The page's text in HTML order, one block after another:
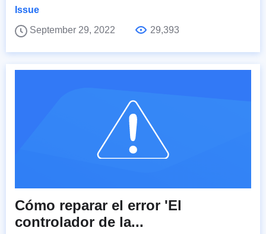
Issue
September 29, 2022
29,393
Cómo reparar el error 'El
controlador de la...